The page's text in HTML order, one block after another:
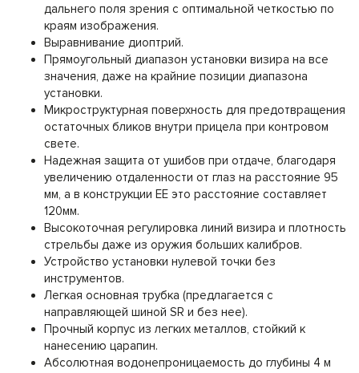
дальнего поля зрения с оптимальной четкостью по
краям изображения.
Выравнивание диоптрий.
Прямоугольный диапазон установки визира на все
значения, даже на крайние позиции диапазона
установки.
Микроструктурная поверхность для предотвращения
остаточных бликов внутри прицела при контровом
свете.
Надежная защита от ушибов при отдаче, благодаря
увеличению отдаленности от глаз на расстояние 95
мм, а в конструкции ЕЕ это расстояние составляет
120мм.
Высокоточная регулировка линий визира и плотность
стрельбы даже из оружия больших калибров.
Устройство установки нулевой точки без
инструментов.
Легкая основная трубка (предлагается с
направляющей шиной SR и без нее).
Прочный корпус из легких металлов, стойкий к
нанесению царапин.
Абсолютная водонепроницаемость до глубины 4 м